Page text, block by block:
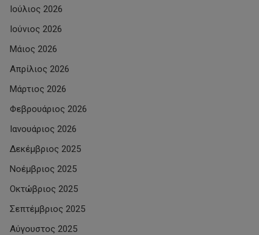
Ιούλιος 2026
Ιούνιος 2026
Μάιος 2026
Απρίλιος 2026
Μάρτιος 2026
Φεβρουάριος 2026
Ιανουάριος 2026
Δεκέμβριος 2025
Νοέμβριος 2025
Οκτώβριος 2025
Σεπτέμβριος 2025
Αύγουστος 2025